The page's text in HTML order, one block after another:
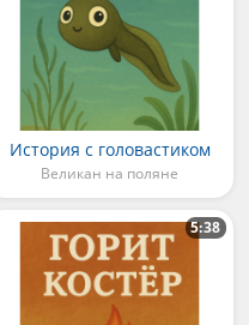
История с головастиком
Великан на поляне
5:38